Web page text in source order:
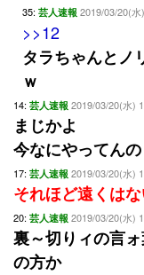
35: 芸人速報 2019/03/20(
>>12
タラちゃんとノ
ｗ
14: 芸人速報 2019/03/20(水)
まじかよ
今なにやってんの
17: 芸人速報 2019/03/20(水)
それほど遠くは
20: 芸人速報 2019/03/20(水)
裏～切りィの言
の方か